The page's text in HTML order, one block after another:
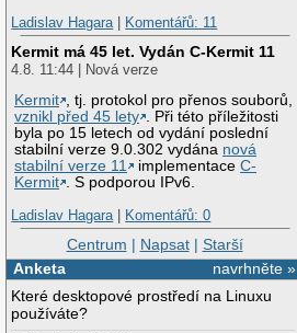
Ladislav Hagara| Komentářů: 11
Kermit má 45 let. Vydán C-Kermit 11
4.8. 11:44 | Nová verze
Kermit , tj. protokol pro přenos souborů,
vznikl před 45 lety . Při této příležitosti
byla po 15 letech od vydání poslední
stabilní verze 9.0.302 vydána nová
stabilní verze 11
implementaceC-
Kermit . S podporou IPv6.
Ladislav Hagara| Komentářů: 0
Centrum | Napsat| Starší
navrhněte »
Anketa
Které desktopové prostředí na Linuxu
používáte?